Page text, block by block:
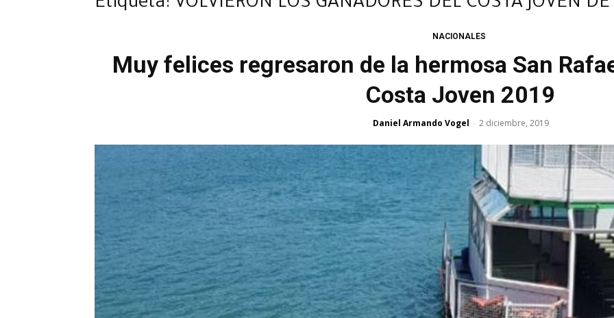
Etiqueta: VOLVIERON LOS GANADORES DEL COSTA JOVEN DE
NACIONALES
Muy felices regresaron de la hermosa San
Costa Joven 2019
Daniel Armando Vogel - 2 diciembre, 2019